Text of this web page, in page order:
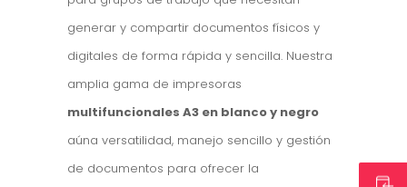
generar y compartir documentos físicos y
digitales de forma rápida y sencilla. Nuestra
amplia gama de impresoras
multifuncionales A3 en blanco y negro
aúna versatilidad, manejo sencillo y gestión
de documentos para ofrecer la